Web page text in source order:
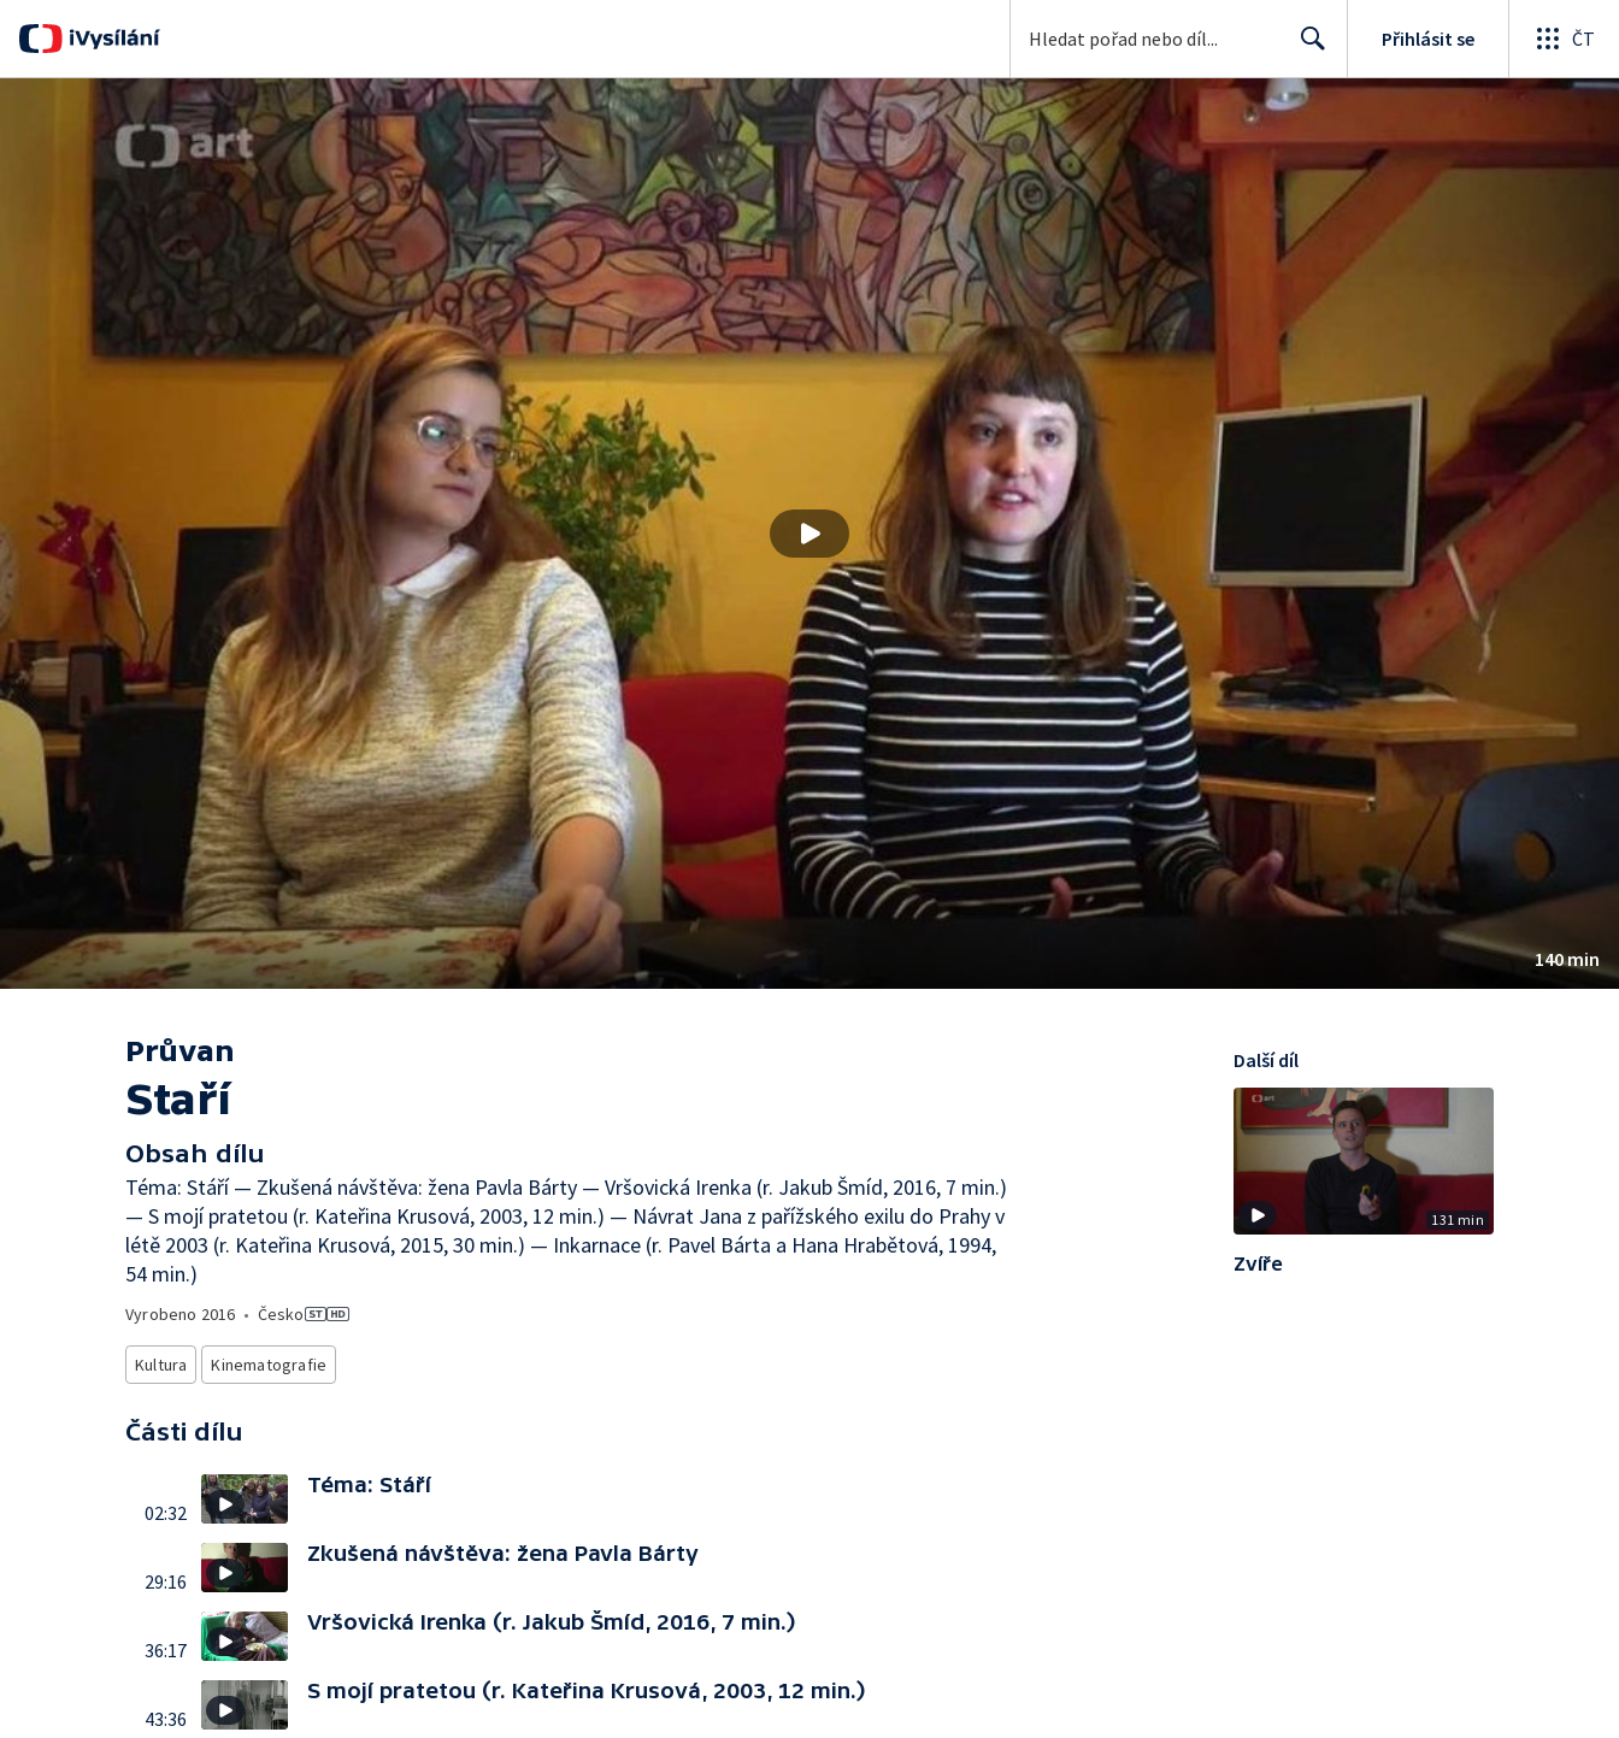
Search
Přihlásit se ČT
140 min
Průvan
Staří
Obsah dílu
Téma: Stáří — Zkušená návštěva: žena Pavla Bárty — Vršovická Irenka (r. Jakub Šmíd, 2016, 7 min.)
— S mojí pratetou (r. Kateřina Krusová, 2003, 12 min.) — Návrat Jana z pařížského exilu do Prahy v
létě 2003 (r. Kateřina Krusová, 2015, 30 min.) — Inkarnace (r. Pavel Bárta a Hana Hrabětová, 1994,
54 min.)
Vyrobeno 2016 • Česko
Kultura Kinematografie
Části dílu
02:32
Téma: Stáří
29:16
Zkušená návštěva: žena Pavla Bárty
36:17
Vršovická Irenka (r. Jakub Šmíd, 2016, 7 min.)
43:36
S mojí pratetou (r. Kateřina Krusová, 2003, 12 min.)
131 min
Další díl
Zvíře